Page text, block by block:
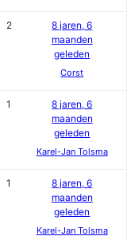
2
8 jaren, 6
maanden
geleden
Corst
1
8 jaren, 6
maanden
geleden
Karel-Jan Tolsma
1
8 jaren, 6
maanden
geleden
Karel-Jan Tolsma